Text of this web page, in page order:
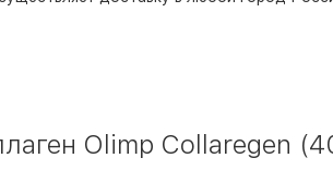
Olimp Collaregen